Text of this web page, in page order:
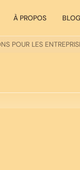
À PROPOS BLOG
POUR LES